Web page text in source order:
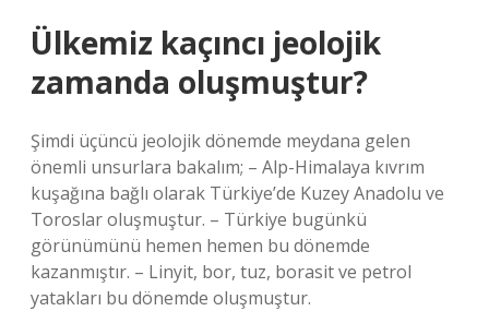
Ülkemiz kaçıncı jeolojik
zamanda oluşmuştur?
Şimdi üçüncü jeolojik dönemde meydana gelen
önemli unsurlara bakalım; – Alp-Himalaya kıvrım
kuşağına bağlı olarak Türkiye’de Kuzey Anadolu ve
Toroslar oluşmuştur. – Türkiye bugünkü
görünümünü hemen hemen bu dönemde
kazanmıştır. – Linyit, bor, tuz, borasit ve petrol
yatakları bu dönemde oluşmuştur.